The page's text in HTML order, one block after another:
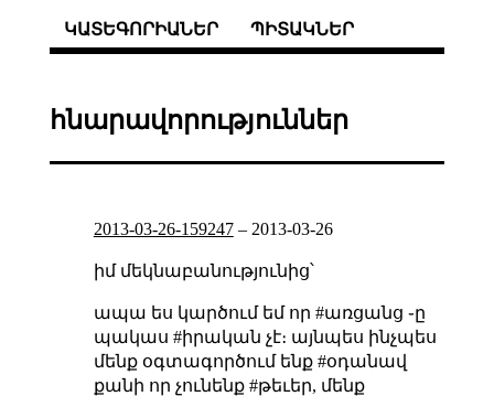
ԿԱՏԵԳՈՐԻԱՆԵՐ ՊԻՏԱԿՆԵՐ
հնարավորություններ
2013-03-26-159247– 2013-03-26
իմ մեկնաբանությունից՝
ապա ես կարծում եմ որ #առցանց ֊ը
պակաս #իրական չէ։ այնպես ինչպես
մենք օգտագործում ենք #օդանավ
քանի որ չունենք #թեւեր, մենք